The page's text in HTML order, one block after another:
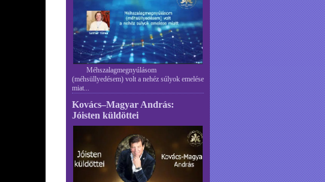
Méhszalagmegnyúlásom
(méhsüllyedésem) volt a nehéz súlyok emelése
miat...
Kovács–Magyar András:
Jóisten küldöttei